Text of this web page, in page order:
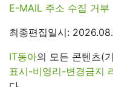
E-MAIL 주소 수집 거부
최종편집일시:
IT동아의 모든 콘텐츠(
표시-비영리-변경금지